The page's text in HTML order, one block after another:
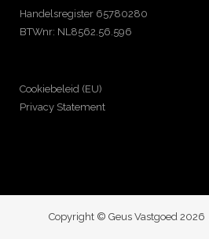
Handelsregister 65780280
BTWnr: NL8562.56.596
Cookiebeleid (EU)
Privacy Statement
Copyright © Geus Vastgoed 2026